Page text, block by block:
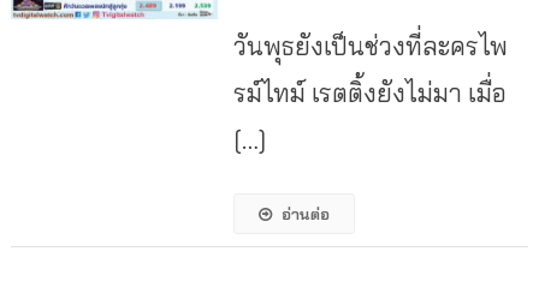
วันพุธยังเป็นช่วงที่ละครไพ
รม์ไทม์ เรตติ้งยังไม่มา เมื่อ
[…]
อ่านต่อ